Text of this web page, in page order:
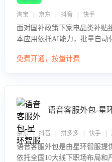
淘宝 | 京东 | 抖音 | 快手
面对国补政策下家电品类补贴
本应用依托AI能力，批量自动
向，深度洞察决策动因。同时
免费开通，按量计费
语音客服外包-星
京东 | 抖音 | 拼多多 | 快手 |
语音客服外包是由星环智服提
依托全国10大线下职场布局和